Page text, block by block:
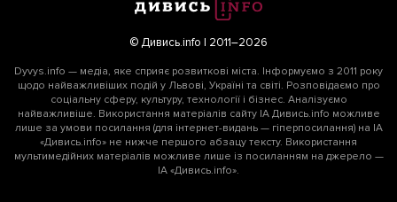
© Дивись.info | 2011–2026
Dyvys.info — медіа, яке сприяє розвиткові міста. Інформуємо з 2011 року
щодо найважливіших подій у Львові, Україні та світі. Розповідаємо про
соціальну сферу, культуру, технології і бізнес. Аналізуємо
найважливіше. Використання матеріалів сайту ІА Дивись.info можливе
лише за умови посилання (для інтернет-видань — гіперпосилання) на ІА
«Дивись.info» не нижче першого абзацу тексту. Використання
мультимедійних матеріалів можливе лише із посиланням на джерело —
ІА «Дивись.info».